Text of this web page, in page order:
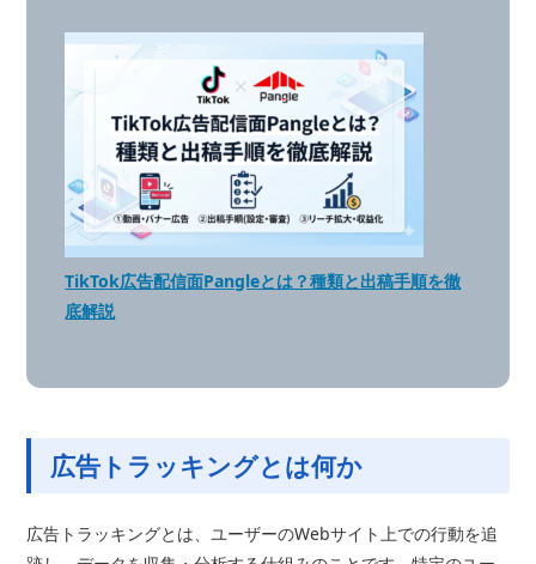
TikTok広告配信面Pangleとは？種類と出稿手順を徹
底解説
広告トラッキングとは何か
広告トラッキングとは、ユーザーのWebサイト上での行動を追